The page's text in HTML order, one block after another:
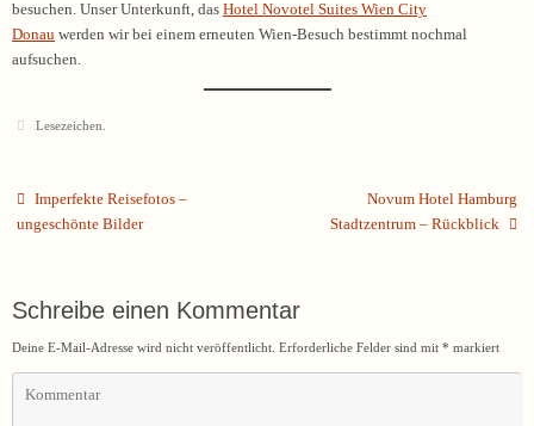
besuchen. Unser Unterkunft, das Hotel Novotel Suites Wien City
Donau werden wir bei einem erneuten Wien-Besuch bestimmt nochmal
aufsuchen.
Lesezeichen
Imperfekte Reisefotos –
ungeschönte Bilder
Novum Hotel Hamburg
Stadtzentrum – Rückblick
Schreibe einen Kommentar
Deine E-Mail-Adresse wird nicht veröffentlicht. Erforderliche Felder sind mit * markiert